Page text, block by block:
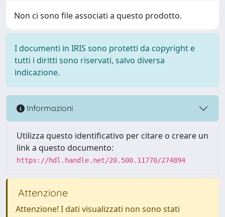
Non ci sono file associati a questo prodotto.
I documenti in IRIS sono protetti da copyright e
tutti i diritti sono riservati, salvo diversa
indicazione.
Informazioni
Utilizza questo identificativo per citare o creare un
link a questo documento:
https://hdl.handle.net/20.500.11770/274894
Attenzione
Attenzione! I dati visualizzati non sono stati